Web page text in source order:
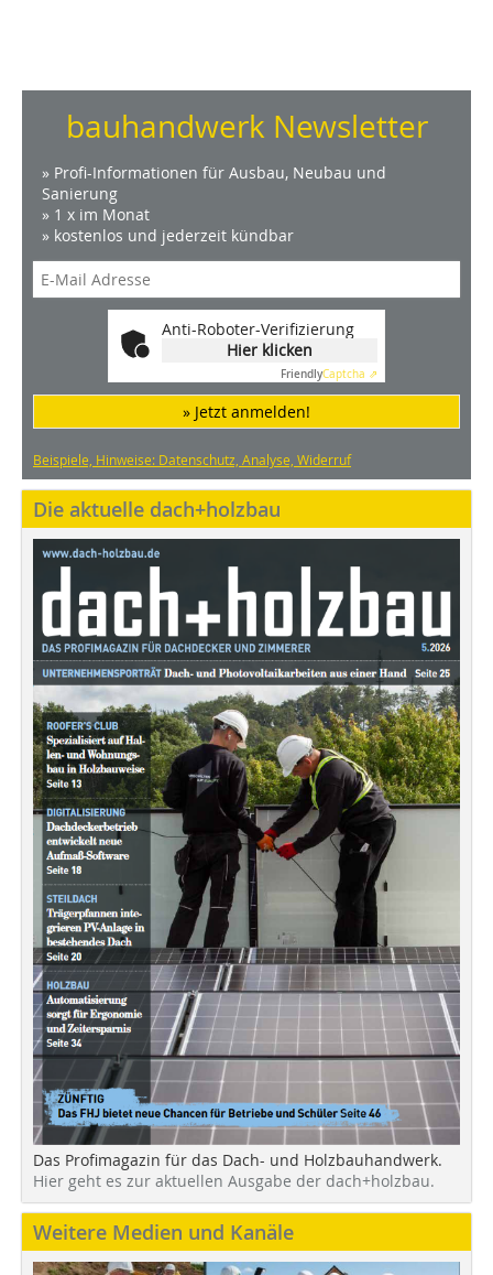
bauhandwerk Newsletter
» Profi-Informationen für Ausbau, Neubau und
Sanierung
» 1 x im Monat
» kostenlos und jederzeit kündbar
Anti-Roboter-Verifizierung
Hier klicken
FriendlyCaptcha ⇗
» Jetzt anmelden!
Beispiele, Hinweise: Datenschutz, Analyse, Widerruf
Die aktuelle dach+holzbau
Das Profimagazin für das Dach- und Holzbauhandwerk.
Hier geht es zur aktuellen Ausgabe der dach+holzbau.
Weitere Medien und Kanäle